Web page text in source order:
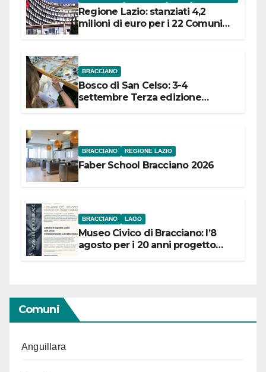
Regione Lazio: stanziati 4,2
milioni di euro per i 22 Comuni
BRACCIANO
Bosco di San Celso: 3-4
settembre Terza edizione
BRACCIANO REGIONE LAZIO
Faber School Bracciano 2026
BRACCIANO LAGO
Museo Civico di Bracciano: l’8
agosto per i 20 anni progetto
Comuni
Anguillara